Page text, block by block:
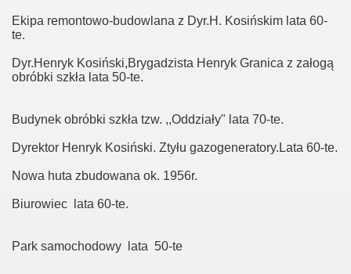
Ekipa remontowo-budowlana z Dyr.H. Kosińskim lata 60-
te.
Dyr.Henryk Kosiński,Brygadzista Henryk Granica z załogą
obróbki szkła lata 50-te.
Budynek obróbki szkła tzw. ,,Oddziały" lata 70-te.
Dyrektor Henryk Kosiński. Ztyłu gazogeneratory.Lata 60-te.
Nowa huta zbudowana ok. 1956r.
Biurowiec lata 60-te.
Park samochodowy lata 50-te